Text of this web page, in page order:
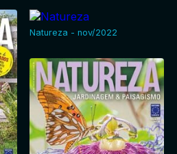
Natureza - nov/2022